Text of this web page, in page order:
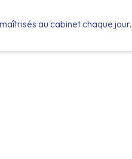
au cabinet chaque jour.